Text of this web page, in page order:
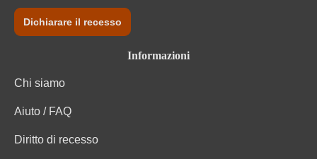
Dichiarare il recesso
Informazioni
Chi siamo
Aiuto / FAQ
Diritto di recesso